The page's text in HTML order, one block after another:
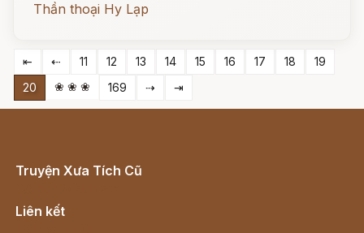
Thần thoại Hy Lạp
⇤ ⇠ 11 12 13 14 15 16 17 18
19
20
❀ ❀ ❀ 169 ⇢ ⇥
Truyện Xưa Tích Cũ
Liên kết